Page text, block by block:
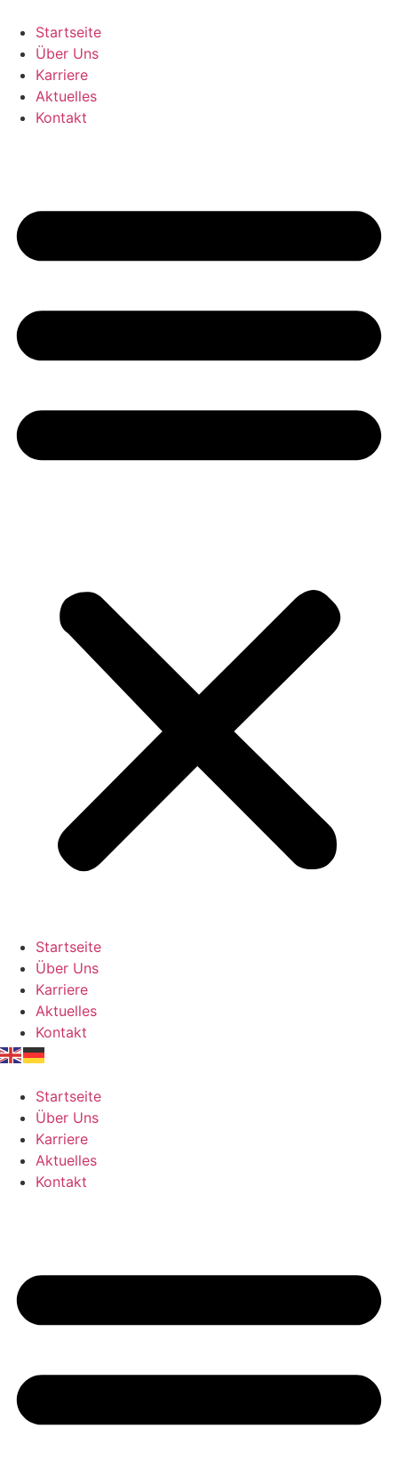
Inhalt
springen
Startseite
Über Uns
Karriere
Aktuelles
Kontakt
Startseite
Über Uns
Karriere
Aktuelles
Kontakt
Startseite
Über Uns
Karriere
Aktuelles
Kontakt